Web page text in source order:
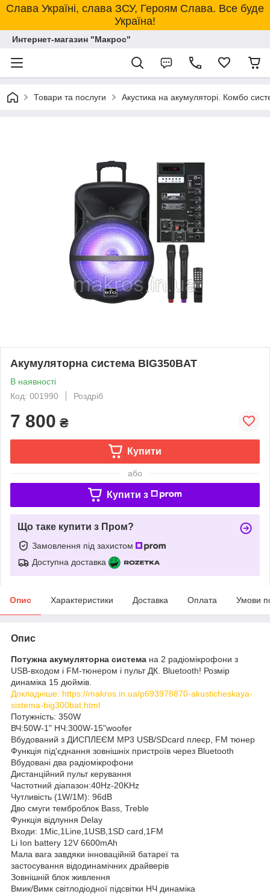
Слава Україні, слава ЗСУ, Героям Слава. Все буде
Україна!
Интернет-магазин "Макрос"
Товари та послуги Акустика на акумуляторі. Комбо
Акумуляторна система BIG350BAT
В наявності
Код: 001990
Роздріб
7 800 ₴
Купити
або
Купити з
Що таке купити з Пром?
Замовлення під захистом
Доступна доставка
Опис Характеристики Доставка Оплата Умови
Опис
Потужна акумуляторна система на 2 радіомікрофони з
USB-входом і FM-тюнером і пульт ДК. Bluetooth! Розмір
динаміка 15 дюймів.
Докладніше: https://makros.in.ua/p693978870-akusticheskaya-
sistema-big300bat.html
Потужність: 350W
ВЧ:50W-1" НЧ:300W-15"woofer
Вбудований з ДИСПЛЕЄМ MP3 USB/SDcard плеєр, FM тюнер
Функція під'єднання зовнішніх пристроїв через Bluetooth
Вбудовані два радіомікрофони
Дистанційний пульт керування
Частотний діапазон:40Hz-20KHz
Чутливість (1W/1M): 96dB
Дво смуги темброблок Bass, Treble
Функція відлуння Delay
Входи: 1Mic,1Line,1USB,1SD card,1FM
Li Ion battery 12V 6600mAh
Мала вага завдяки інноваційній батареї та
застосування відодинамічних драйверів
Зовнішній блок живлення
Вмик/Вимк світлодіодної підсвітки НЧ динаміка